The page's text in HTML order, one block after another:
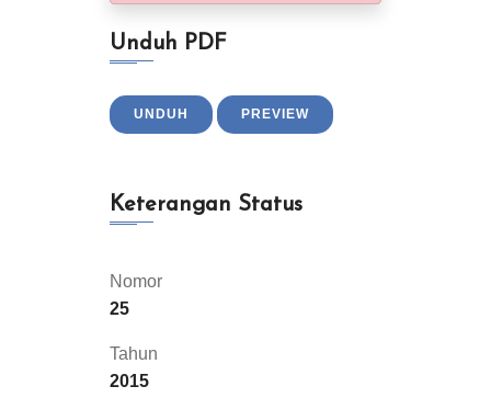
Unduh PDF
UNDUH PREVIEW
Keterangan Status
Nomor
25
Tahun
2015